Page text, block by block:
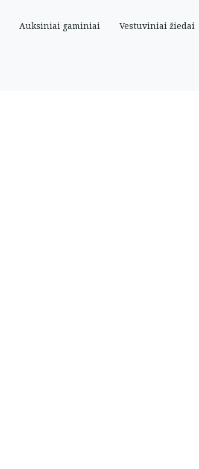
Auksiniai gaminiai Vestuviniai žiedai